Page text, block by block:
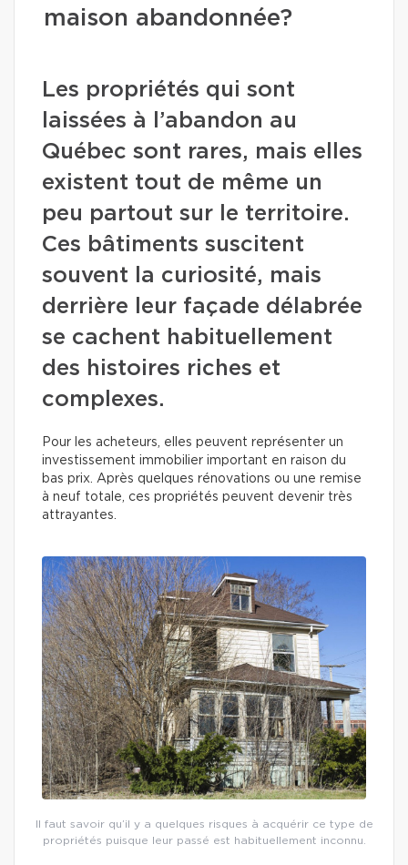
maison abandonnée?
Les propriétés qui sont
laissées à l’abandon au
Québec sont rares, mais elles
existent tout de même un
peu partout sur le territoire.
Ces bâtiments suscitent
souvent la curiosité, mais
derrière leur façade délabrée
se cachent habituellement
des histoires riches et
complexes.
Pour les acheteurs, elles peuvent représenter un
investissement immobilier important en raison du
bas prix. Après quelques rénovations ou une remise
à neuf totale, ces propriétés peuvent devenir très
attrayantes.
Il faut savoir qu’il y a quelques risques à acquérir ce type de
propriétés puisque leur passé est habituellement inconnu.